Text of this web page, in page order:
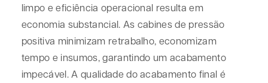
limpo e eficiência operacional resulta em
economia substancial. As cabines de pressão
positiva minimizam retrabalho, economizam
tempo e insumos, garantindo um acabamento
impecável. A qualidade do acabamento final é